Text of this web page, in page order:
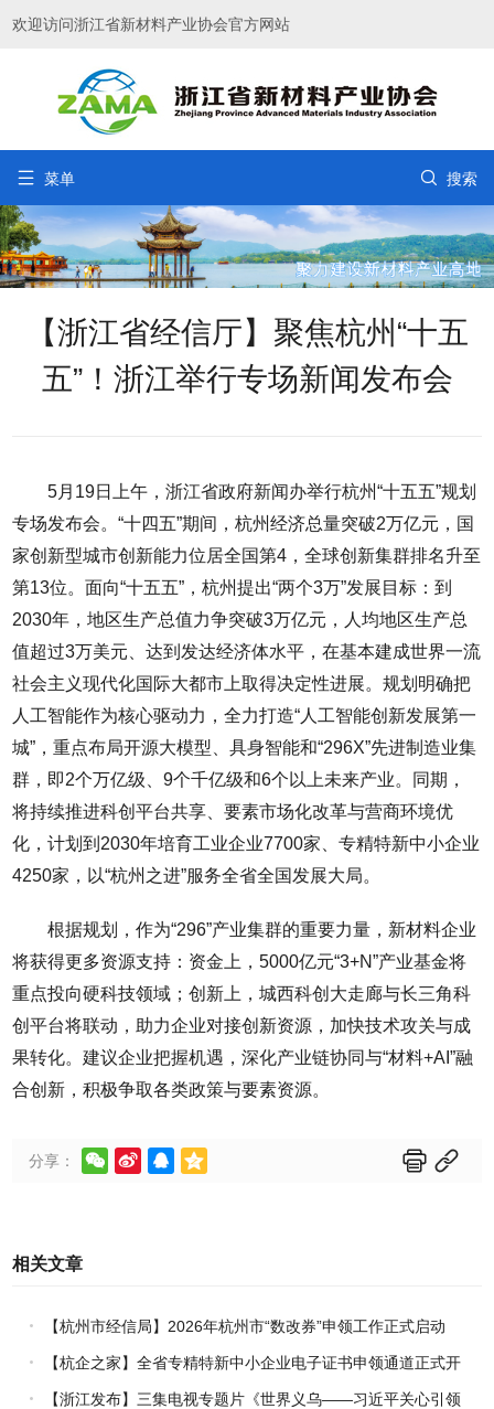
欢迎访问浙江省新材料产业协会官方网站
 菜单  搜索
【浙江省经信厅】聚焦杭州“十五
五”！浙江举行专场新闻发布会
5月19日上午，浙江省政府新闻办举行杭州“十五五”规划
专场发布会。“十四五”期间，杭州经济总量突破2万亿元，国
家创新型城市创新能力位居全国第4，全球创新集群排名升至
第13位。面向“十五五”，杭州提出“两个3万”发展目标：到
2030年，地区生产总值力争突破3万亿元，人均地区生产总
值超过3万美元、达到发达经济体水平，在基本建成世界一流
社会主义现代化国际大都市上取得决定性进展。规划明确把
人工智能作为核心驱动力，全力打造“人工智能创新发展第一
城”，重点布局开源大模型、具身智能和“296X”先进制造业集
群，即2个万亿级、9个千亿级和6个以上未来产业。同期，
将持续推进科创平台共享、要素市场化改革与营商环境优
化，计划到2030年培育工业企业7700家、专精特新中小企业
4250家，以“杭州之进”服务全省全国发展大局。
根据规划，作为“296”产业集群的重要力量，新材料企业
将获得更多资源支持：资金上，5000亿元“3+N”产业基金将
重点投向硬科技领域；创新上，城西科创大走廊与长三角科
创平台将联动，助力企业对接创新资源，加快技术攻关与成
果转化。建议企业把握机遇，深化产业链协同与“材料+AI”融
合创新，积极争取各类政策与要素资源。
分享：      
相关文章
【杭州市经信局】2026年杭州市“数改券”申领工作正式启动
【杭企之家】全省专精特新中小企业电子证书申领通道正式开
通
【浙江发布】三集电视专题片《世界义乌——习近平关心引领